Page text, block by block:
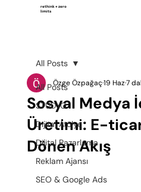
rethink + zero
limits
All Posts
STÜDYO
Dijital Atölye
Dijital Pazarlama
Reklam Ajansı
SEO & Google Ads
All Posts
Sosyal Medya
Üretimi: E-
Dönen Akış
Özge Özpağaç19 Haz7